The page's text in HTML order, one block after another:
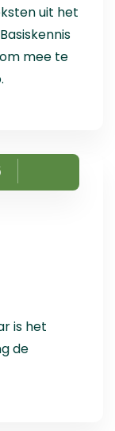
uit het
mee te
is het
de